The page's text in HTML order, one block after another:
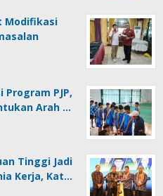
Modifikasi
PJP,
Arah …
Tinggi Jadi
Kerja, Kat…